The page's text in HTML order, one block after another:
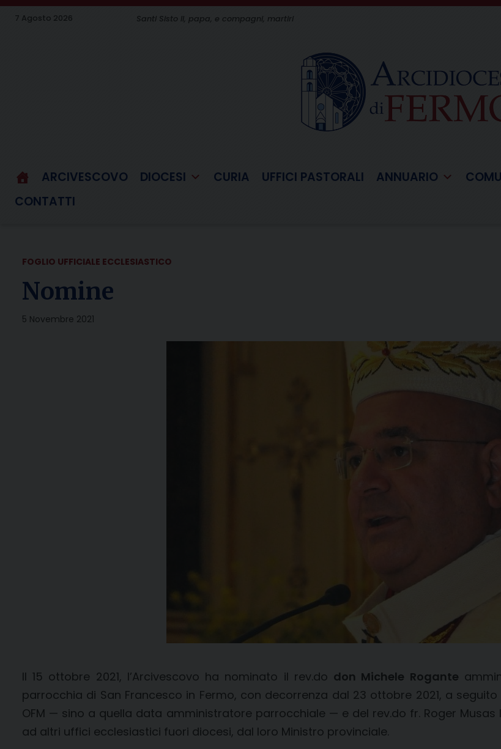
Skip
7 Agosto 2026 Santi Sisto II, papa, e compagni, martiri
ARCIVESCOVO DIOCESI CURIA UFFICI PASTORALI ANNUARIO
CONTATTI
FOGLIO UFFICIALE ECCLESIASTICO
Nomine
5 Novembre 2021
Il 15 ottobre 2021, l’Arcivescovo ha nominato il rev.do don Michele Rogante
parrocchia di San Francesco in Fermo, con decorrenza dal 23 ottobre 2021, a
OFM — sino a quella data amministratore parrocchiale — e del rev.do fr. Roger
ad altri uffici ecclesiastici fuori diocesi, dal loro Ministro provinciale.